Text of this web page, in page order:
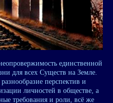
единственной
для всех Существ на Земле.
перспектив и
личностей в обществе, а
требования и роли, всё же